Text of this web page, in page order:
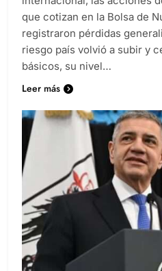
que cotizan en la Bolsa de
registraron pérdidas
riesgo país volvió a subir y
básicos, su nivel…
Leer más